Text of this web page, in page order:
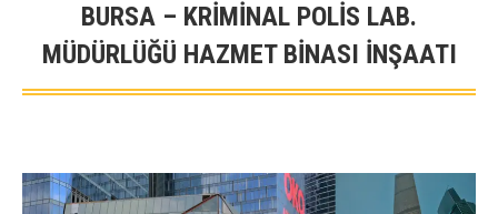
BURSA – KRIMINAL POLIS LAB.
MÜDÜRLÜĞÜ HAZMET BINASI İNŞAATI